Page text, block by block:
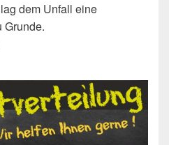
dem Unfall eine
Grunde.